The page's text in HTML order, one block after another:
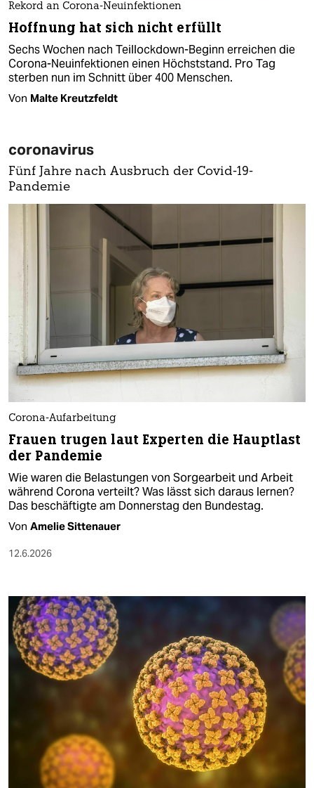
Rekord an Corona-Neuinfektionen
Hoffnung hat sich nicht erfüllt
Sechs Wochen nach Teillockdown-Beginn erreichen die
Corona-Neuinfektionen einen Höchststand. Pro Tag
sterben nun im Schnitt über 400 Menschen.
Von Malte Kreutzfeldt
coronavirus
Fünf Jahre nach Ausbruch der Covid-19-
Pandemie
Corona-Aufarbeitung
Frauen trugen laut Experten die Hauptlast
der Pandemie
Wie waren die Belastungen von Sorgearbeit und Arbeit
während Corona verteilt? Was lässt sich daraus lernen?
Das beschäftigte am Donnerstag den Bundestag.
Von Amelie Sittenauer
12.6.2026